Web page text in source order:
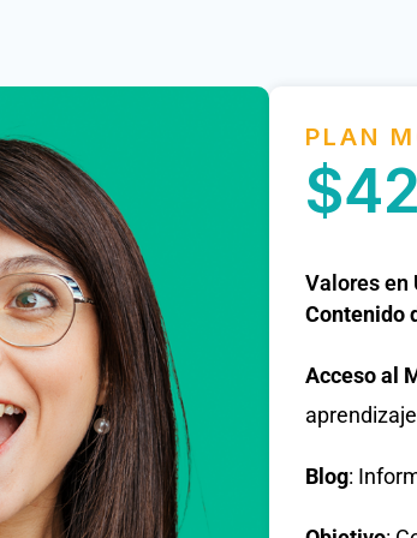
PLAN
Valores en
Contenido
Acceso al
Blog: